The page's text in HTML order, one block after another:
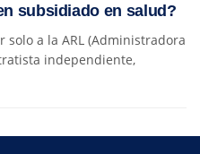
subsidiado en salud?
solo a la ARL (Administradora
independiente,